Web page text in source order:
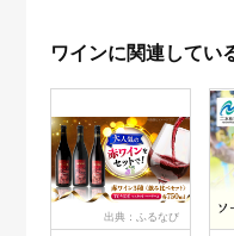
ワインに関連してい
出典：ふるなび